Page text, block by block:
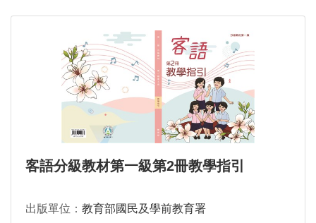
客語分級教材第一級第2冊教學指引
出版單位： 教育部國民及學前教育署